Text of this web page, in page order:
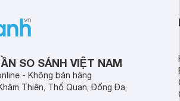
SO SÁNH VIỆT NAM
- Không bán hàng
Thiên, Thổ Quan, Đống Đa,